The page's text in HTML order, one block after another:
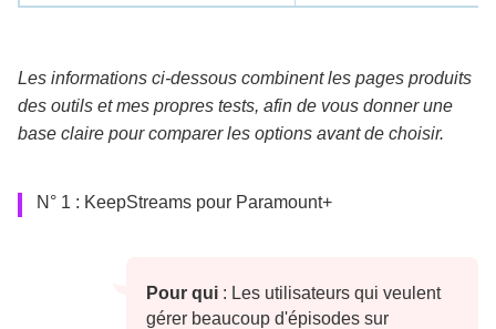
Les informations ci-dessous combinent les pages produits
des outils et mes propres tests, afin de vous donner une
base claire pour comparer les options avant de choisir.
N° 1 : KeepStreams pour Paramount+
Pour qui : Les utilisateurs qui veulent
gérer beaucoup d'épisodes sur